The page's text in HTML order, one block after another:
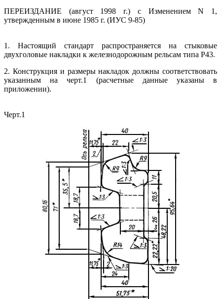
ПЕРЕИЗДАНИЕ (август 1998 г.) с Изменением N 1,
утвержденным в июне 1985 г. (ИУС 9-85)
1. Настоящий стандарт распространяется на стыковые
двухголовые накладки к железнодорожным рельсам типа Р43.
2. Конструкция и размеры накладок должны соответствовать
указанным на черт.1 (расчетные данные указаны в
приложении).
Черт.1